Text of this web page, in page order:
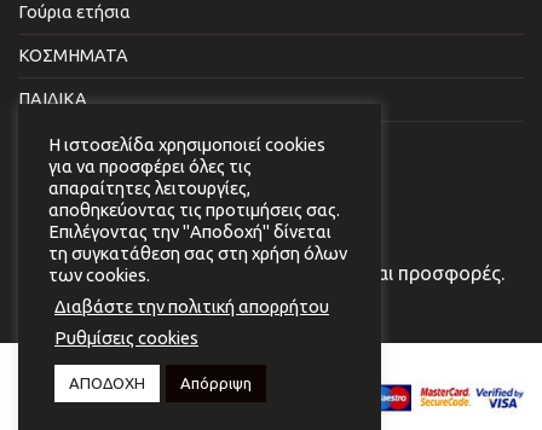
Γούρια ετήσια
ΚΟΣΜΗΜΑΤΑ
ΠΑΙΔΙΚΑ
ΣΠΙΤΙ & ΓΡΑΦΕΙΟ
NEWSLETTER
Εγγραφείτε στο newsletter μας για νέα και προσφορές.
Copyright 2026 © Virginia
Website developmentby
Η ιστοσελίδα χρησιμοποιεί cookies
για να προσφέρει όλες τις
απαραίτητες λειτουργίες,
αποθηκεύοντας τις προτιμήσεις σας.
Επιλέγοντας την "Αποδοχή" δίνεται
τη συγκατάθεση σας στη χρήση όλων
των cookies.
Διαβάστε την πολιτική απορρήτου
Ρυθμίσεις cookies
ΑΠΟΔΟΧΗ Απόρριψη